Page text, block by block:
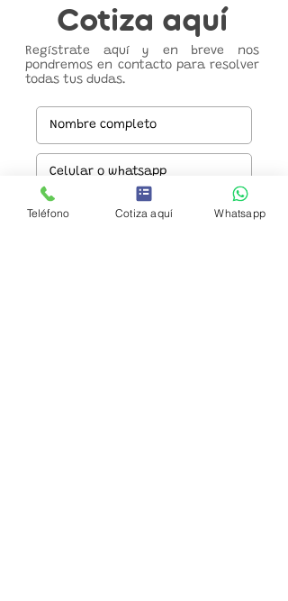
Cotiza aquí
Regístrate aquí y en breve nos
pondremos en contacto para resolver
todas tus dudas.
Teléfono Cotiza aquí Whatsapp